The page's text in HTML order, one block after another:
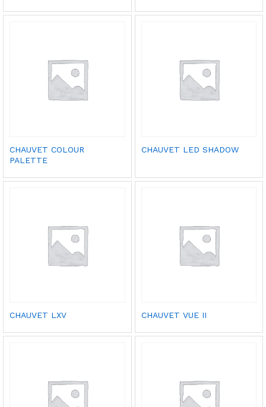
CHAUVET COLOUR
PALETTE
CHAUVET LED SHADOW
CHAUVET LXV CHAUVET VUE II